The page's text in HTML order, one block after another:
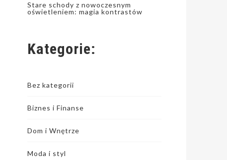
Stare schody z nowoczesnym
oświetleniem: magia kontrastów
Kategorie:
Bez kategorii
Biznes i Finanse
Dom i Wnętrze
Moda i styl